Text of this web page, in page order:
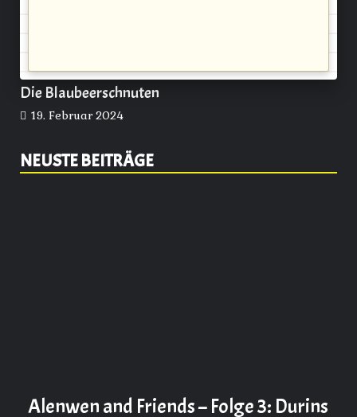
Die Blaubeerschnuten
19. Februar 2024
NEUSTE BEITRÄGE
Alenwen and Friends – Folge 3: Durins